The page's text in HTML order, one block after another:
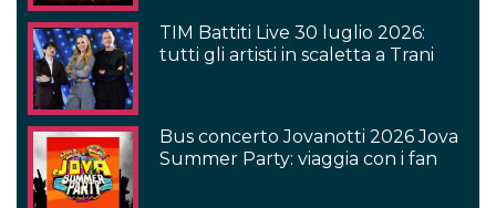
TIM Battiti Live 30 luglio 2026:
tutti gli artisti in scaletta a Trani
Bus concerto Jovanotti 2026 Jova
Summer Party: viaggia con i fan